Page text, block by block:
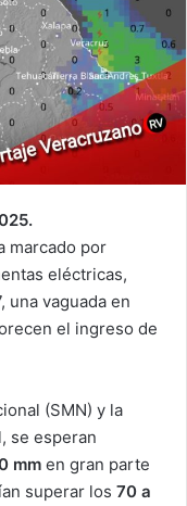
marcado por
eléctricas,
una vaguada en
el ingreso de
(SMN) y la
se esperan
mm en gran parte
superar los 70 a